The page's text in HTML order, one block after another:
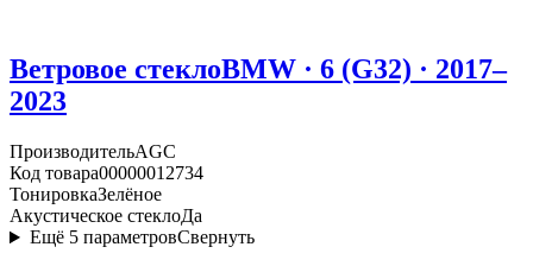
Ветровое стеклоBMW · 6 (G32) · 2017–
2023
ПроизводительAGC
Код товара00000012734
ТонировкаЗелёное
Акустическое стеклоДа
Ещё 5 параметровСвернуть